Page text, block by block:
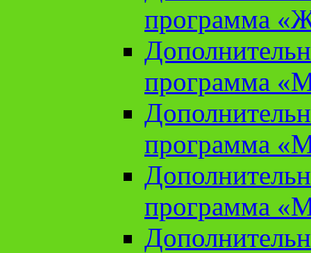
программа
программа
программа
программа